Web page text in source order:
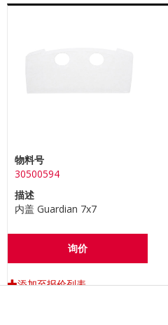
物料号
30500594
描述
内盖 Guardian 7x7
询价
添加至报价列表